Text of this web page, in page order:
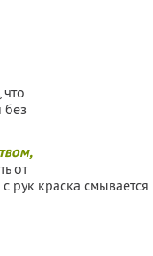
без
от
рук краска смывается